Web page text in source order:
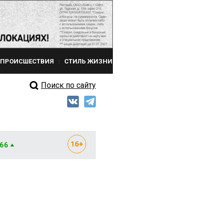
ПРОИСШЕСТВИЯ СТИЛЬ ЖИЗНИ
Поиск по сайту